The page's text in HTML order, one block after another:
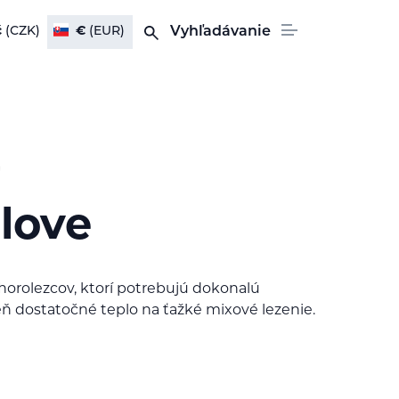
(CZK) € (EUR) Vyhľadávanie
ktorí potrebujú dokonalú
dostatočné teplo na ťažké mixové lezenie.